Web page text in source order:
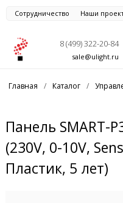
Сотрудничество Наши
8 (499) 322-20-84
sale@ulight.ru
Главная / Каталог /
Панель SMART-
(230V, 0-10V,
Пластик, 5 лет)